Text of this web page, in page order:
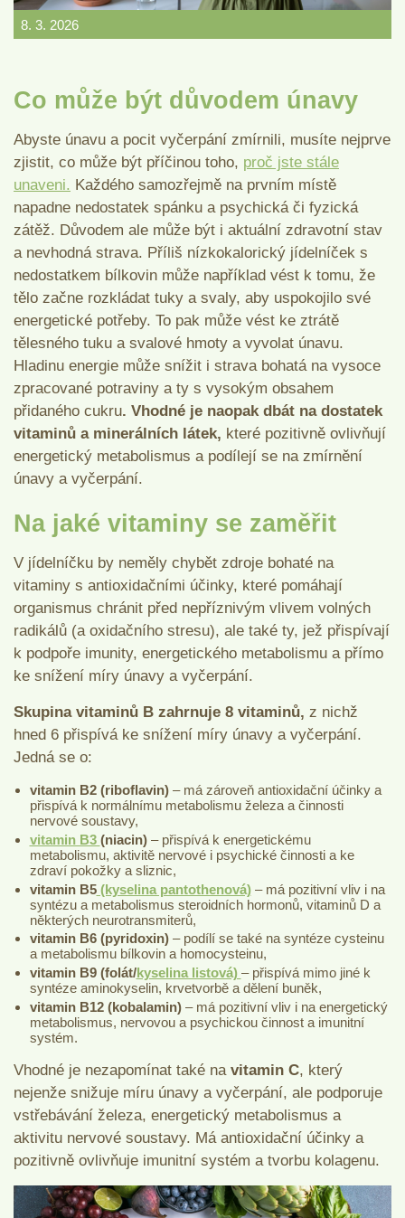
8. 3. 2026
Co může být důvodem únavy
Abyste únavu a pocit vyčerpání zmírnili, musíte nejprve
zjistit, co může být příčinou toho, proč jste stále
unaveni. Každého samozřejmě na prvním místě
napadne nedostatek spánku a psychická či fyzická
zátěž. Důvodem ale může být i aktuální zdravotní stav
a nevhodná strava. Příliš nízkokalorický jídelníček s
nedostatkem bílkovin může například vést k tomu, že
tělo začne rozkládat tuky a svaly, aby uspokojilo své
energetické potřeby. To pak může vést ke ztrátě
tělesného tuku a svalové hmoty a vyvolat únavu.
Hladinu energie může snížit i strava bohatá na vysoce
zpracované potraviny a ty s vysokým obsahem
přidaného cukru. Vhodné je naopak dbát na dostatek
vitaminů a minerálních látek, které pozitivně ovlivňují
energetický metabolismus a podílejí se na zmírnění
únavy a vyčerpání.
Na jaké vitaminy se zaměřit
V jídelníčku by neměly chybět zdroje bohaté na
vitaminy s antioxidačními účinky, které pomáhají
organismus chránit před nepříznivým vlivem volných
radikálů (a oxidačního stresu), ale také ty, jež přispívají
k podpoře imunity, energetického metabolismu a přímo
ke snížení míry únavy a vyčerpání.
Skupina vitaminů B zahrnuje 8 vitaminů, z nichž
hned 6 přispívá ke snížení míry únavy a vyčerpání.
Jedná se o:
vitamin B2 (riboflavin)– má zároveň antioxidační účinky a
přispívá k normálnímu metabolismu železa a činnosti
nervové soustavy,
vitamin B3 (niacin)– přispívá k energetickému
metabolismu, aktivitě nervové i psychické činnosti a ke
zdraví pokožky a sliznic,
vitamin B5(kyselina pantothenová)– má pozitivní vliv i na
syntézu a metabolismus steroidních hormonů, vitaminů D a
některých neurotransmiterů,
vitamin B6 (pyridoxin)– podílí se také na syntéze cysteinu
a metabolismu bílkovin a homocysteinu,
vitamin B9 (folát/kyselina listová) – přispívá mimo jiné k
syntéze aminokyselin, krvetvorbě a dělení buněk,
vitamin B12 (kobalamin)– má pozitivní vliv i na energetický
metabolismus, nervovou a psychickou činnost a imunitní
systém.
Vhodné je nezapomínat také na vitamin C, který
nejenže snižuje míru únavy a vyčerpání, ale podporuje
vstřebávání železa, energetický metabolismus a
aktivitu nervové soustavy. Má antioxidační účinky a
pozitivně ovlivňuje imunitní systém a tvorbu kolagenu.